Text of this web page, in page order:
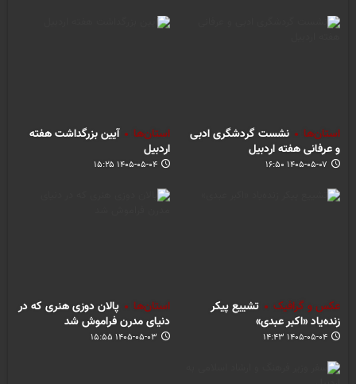
استان‌ها
نشست گردشگری ادبی
و عرفانی هفته اردبیل
۱۴۰۵-۰۵-۰۷ ۱۶:۵۰
استان‌ها
آیین بزرگداشت هفته
اردبیل
۱۴۰۵-۰۵-۰۴ ۱۵:۲۵
عکس و گرافیک
تشییع پیکر
زنده‌یاد «اکبر عبدی»
۱۴۰۵-۰۵-۰۴ ۱۴:۴۳
استان‌ها
پالان دوزی هنری که در
دنیای مدرن فراموش شد
۱۴۰۵-۰۵-۰۳ ۱۵:۵۵